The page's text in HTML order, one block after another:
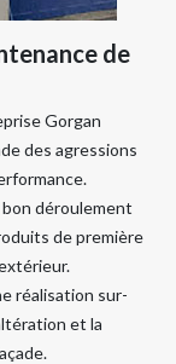
de
Gorgan
des agressions
bon déroulement
de première
réalisation sur-
et la